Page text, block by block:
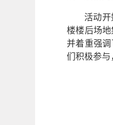
活动
楼楼后场
并着重强
们积极参与